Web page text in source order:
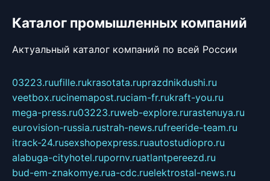
Каталог промышленных компаний
Актуальный каталог компаний по всей России
03223.ruufille.rukrasotata.ruprazdnikdushi.ru
veetbox.rucinemapost.ruciam-fr.rukraft-you.ru
mega-press.ru03223.ruweb-explore.rurastenuya.ru
eurovision-russia.rustrah-news.rufreeride-team.ru
itrack-24.rusexshopexpress.ruautostudiopro.ru
alabuga-cityhotel.rupornv.ruatlantpereezd.ru
bud-em-znakomye.rua-cdc.ruelektrostal-news.ru